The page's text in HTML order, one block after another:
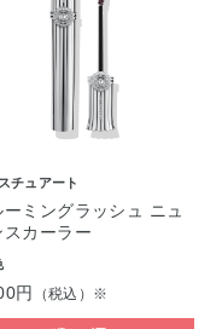
チュアート
ーミングラッシュ ニュ
スカーラー
円 （税込）※